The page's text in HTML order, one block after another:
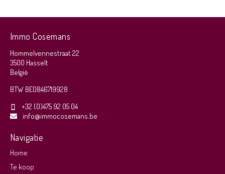
Immo Cosemans
Hommelvennestraat 22
3500 Hasselt
België
BTW BE0846719928
+32 (0)475 92 05 04
info@immocosemans.be
Navigatie
Home
Te koop